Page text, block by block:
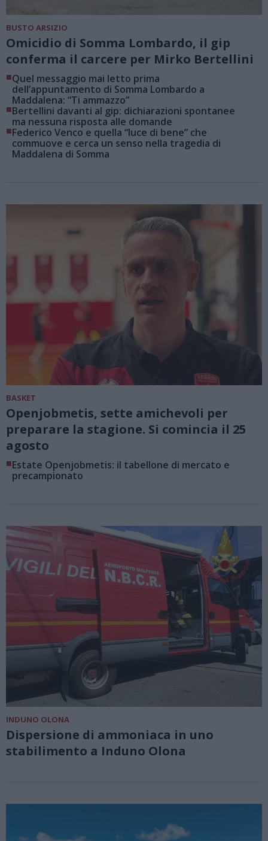
BUSTO ARSIZIO
Omicidio di Somma Lombardo, il gip
conferma il carcere per Mirko Bertellini
■Quel messaggio mai letto prima
dell’appuntamento di Somma Lombardo a
Maddalena: “Ti ammazzo”
■Bertellini davanti al gip: dichiarazioni spontanee
ma nessuna risposta alle domande
■Federico Venco e quella “luce di bene” che
commuove e cerca un senso nella tragedia di
Maddalena di Somma
BASKET
Openjobmetis, sette amichevoli per
preparare la stagione. Si comincia il 25
agosto
■Estate Openjobmetis: il tabellone di mercato e
precampionato
INDUNO OLONA
Dispersione di ammoniaca in uno
stabilimento a Induno Olona